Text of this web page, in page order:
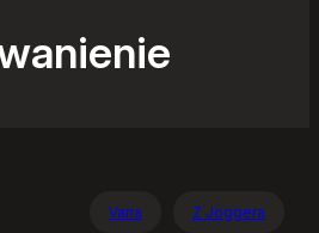
Varia Z Joggera